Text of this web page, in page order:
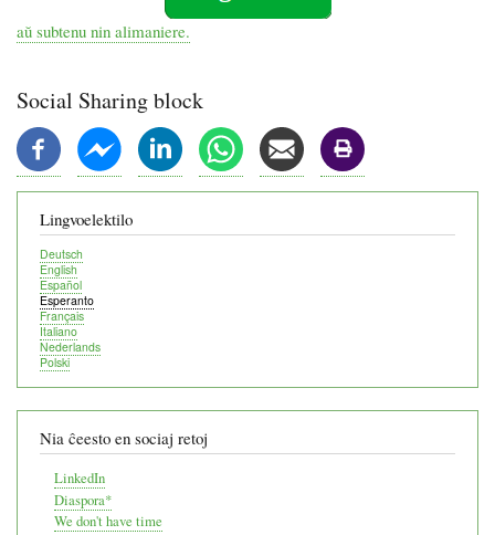
aŭ subtenu nin alimaniere.
Social Sharing block
Lingvoelektilo
Deutsch
English
Español
Esperanto
Français
Italiano
Nederlands
Polski
Nia ĉeesto en sociaj retoj
LinkedIn
Diaspora*
We don't have time